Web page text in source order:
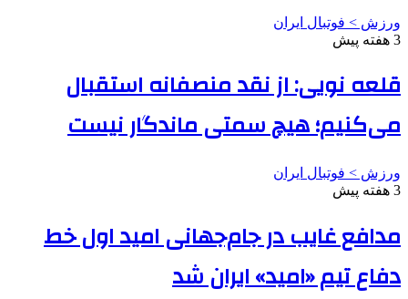
ورزش > فوتبال ایران
3 هفته پیش
قلعه نویی: از نقد منصفانه استقبال
می‌کنیم؛ هیچ سمتی ماندگار نیست
ورزش > فوتبال ایران
3 هفته پیش
مدافع غایب در جام‌جهانی امید اول خط
دفاع تیم «امید» ایران شد